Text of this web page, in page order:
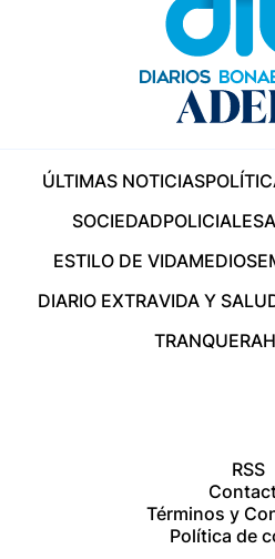
ÚLTIMAS NOTICIAS
SOCIEDADPOLICIALES
ESTILO DE VIDAMEDIOS
DIARIO EXTRAVIDA Y
TRANQUERA
RSS
Términos y
Política de